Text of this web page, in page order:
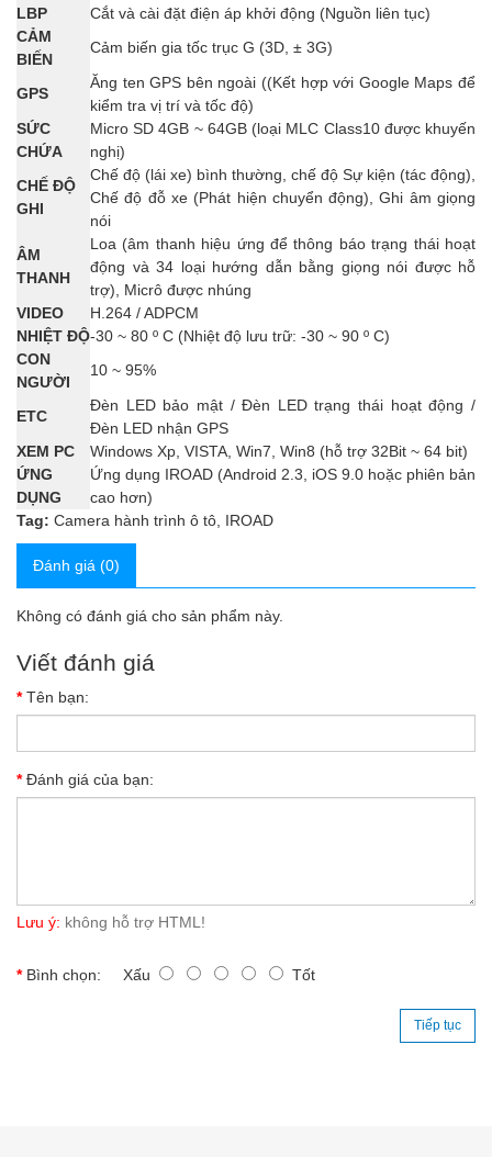
LBP
Cắt và cài đặt điện áp khởi động (Nguồn liên tục)
CẢM
BIẾN
Cảm biến gia tốc trục G (3D, ± 3G)
GPS
Ăng ten GPS bên ngoài ((Kết hợp với Google Maps để
kiểm tra vị trí và tốc độ)
SỨC
CHỨA
Micro SD 4GB ~ 64GB (loại MLC Class10 được khuyến
nghị)
CHẾ ĐỘ
GHI
Chế độ (lái xe) bình thường, chế độ Sự kiện (tác động),
Chế độ đỗ xe (Phát hiện chuyển động), Ghi âm giọng
nói
ÂM
THANH
Loa (âm thanh hiệu ứng để thông báo trạng thái hoạt
động và 34 loại hướng dẫn bằng giọng nói được hỗ
trợ), Micrô được nhúng
VIDEO
H.264 / ADPCM
NHIỆT ĐỘ-30 ~ 80 º C (Nhiệt độ lưu trữ: -30 ~ 90 º C)
CON
NGƯỜI
10 ~ 95%
ETC
Đèn LED bảo mật / Đèn LED trạng thái hoạt động /
Đèn LED nhận GPS
XEM PC
Windows Xp, VISTA, Win7, Win8 (hỗ trợ 32Bit ~ 64 bit)
ỨNG
DỤNG
Ứng dụng IROAD (Android 2.3, iOS 9.0 hoặc phiên bản
cao hơn)
Tag: Camera hành trình ô tô IROAD
Đánh giá (0)
Không có đánh giá cho sản phẩm này.
Viết đánh giá
Tên bạn:
Đánh giá của bạn:
Lưu ý: không hỗ trợ HTML!
Bình chọn: Xấu Tốt
Tiếp tục